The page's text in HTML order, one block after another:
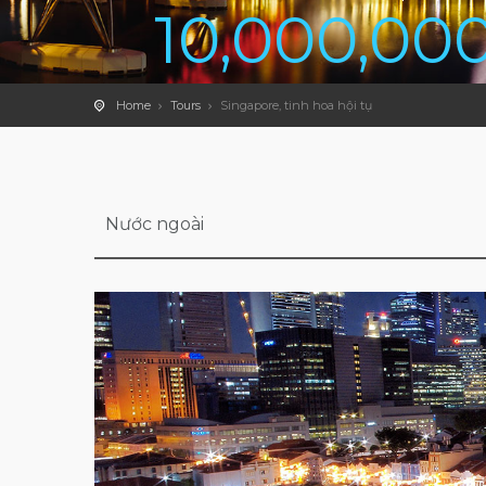
Home Tours Singapore, tinh hoa hội tụ
Nước ngoài